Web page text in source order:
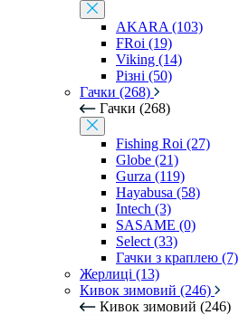
AKARA (103)
FRoi (19)
Viking (14)
Різні (50)
Гачки (268)
Гачки (268)
Fishing Roi (27)
Globe (21)
Gurza (119)
Hayabusa (58)
Intech (3)
SASAME (0)
Select (33)
Гачки з краплею (7)
Жерлиці (13)
Кивок зимовий (246)
Кивок зимовий (246)